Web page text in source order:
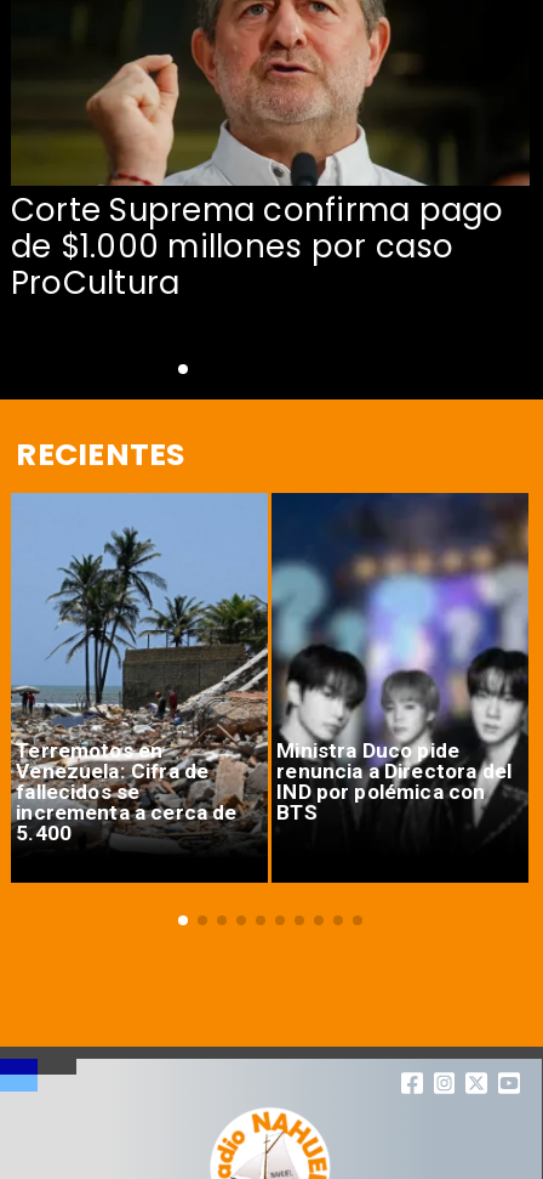
Corte Suprema confirma pago
de $1.000 millones por caso
ProCultura
RECIENTES
Terremotos en
Venezuela: Cifra de
fallecidos se
incrementa a cerca de
5.400
Ministra Duco pide
renuncia a Directora del
IND por polémica con
BTS